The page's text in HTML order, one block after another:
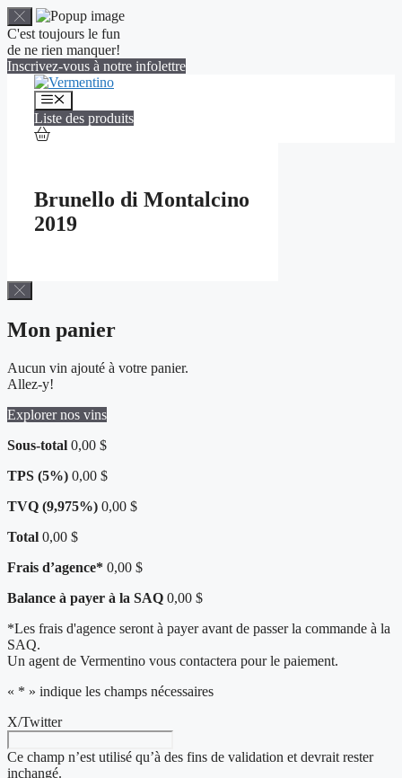
C'est toujours le fun
de ne rien manquer!
Inscrivez-vous à notre infolettre
contenu
Menu
Liste des produits
Brunello di Montalcino
2019
Mon panier
Aucun vin ajouté à votre panier.
Allez-y!
Explorer nos vins
Sous-total 0,00 $
TPS (5%) 0,00 $
TVQ (9,975%) 0,00 $
Total 0,00 $
Frais d’agence* 0,00 $
Balance à payer à la SAQ 0,00 $
*Les frais d'agence seront à payer avant de passer la commande à la
SAQ.
Un agent de Vermentino vous contactera pour le paiement.
« * » indique les champs nécessaires
X/Twitter
Ce champ n’est utilisé qu’à des fins de validation et devrait rester
inchangé.